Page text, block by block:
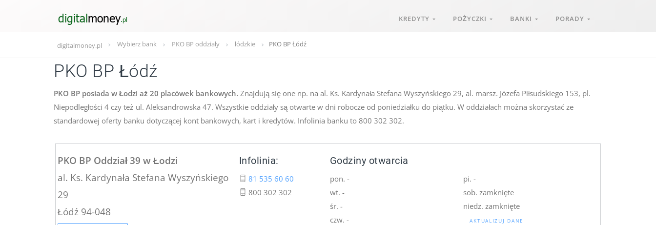
KREDYTY POŻYCZKI BANKI PORADY
digitalmoney.pl Wybierz bank PKO BP oddziały łódzkie PKO BP Łódź
PKO BP Łódź
PKO BP posiada w Łodzi aż 20 placówek bankowych. Znajdują się one np. na al. Ks. Kardynała Stefana Wyszyńskiego 29, al. marsz. Józefa Piłsudskiego 153, pl.
Niepodległości 4 czy też ul. Aleksandrowska 47. Wszystkie oddziały są otwarte w dni robocze od poniedziałku do piątku. W oddziałach można skorzystać ze
standardowej oferty banku dotyczącej kont bankowych, kart i kredytów. Infolinia banku to 800 302 302.
PKO BP Oddział 39 w Łodzi
al. Ks. Kardynała Stefana Wyszyńskiego
29
Łódź 94-048
Infolinia:
81 535 60 60
800 302 302
Godziny otwarcia
pon. -
wt. -
śr. -
czw. -
pi. -
sob. zamknięte
niedz. zamknięte
AKTUALIZUJ DANE